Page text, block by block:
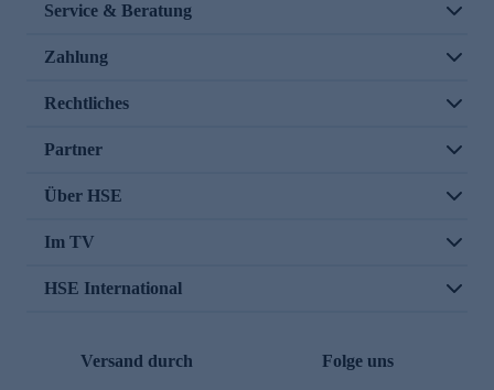
Service & Beratung
Zahlung
Rechtliches
Partner
Über HSE
Im TV
HSE International
Versand durch Folge uns